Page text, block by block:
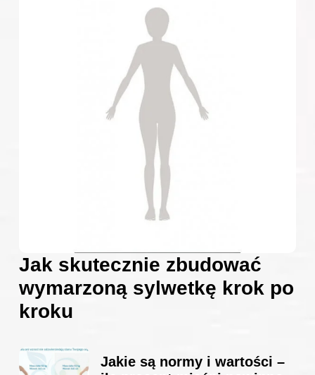
Jak skutecznie zbudować
wymarzoną sylwetkę krok po
kroku
Jakie są normy i wartości –